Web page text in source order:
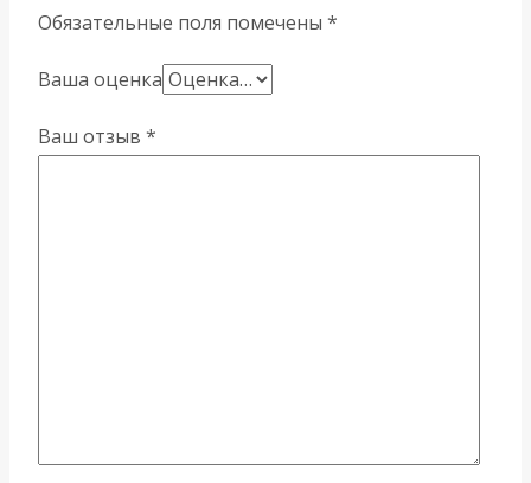
Обязательные поля помечены *
Ваша оценка
Ваш отзыв *